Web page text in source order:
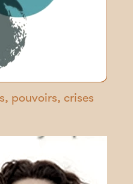
pouvoirs, crises